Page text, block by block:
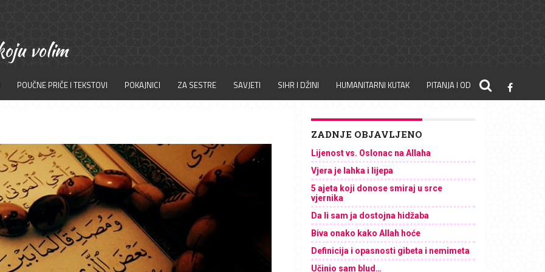
POUČNE PRIČE I TEKSTOVI POKAJNICI ZA SESTRE SAVJETI SIHR I DŽINI HUMANITARNI KUTAK PITANJA I ODGOVORI
ZADNJE OBJAVLJENO
Lijenost vs. Oslonac na Allaha
Vjera je lahka i lijepa
5 ajeta koji donose smiraj u srce
vjernika
Da li sam ja dostojna hidžaba
Biva onako kako Allah hoće
Definicija i opasnosti gibeta i nemimeta
Učinio sam blud…